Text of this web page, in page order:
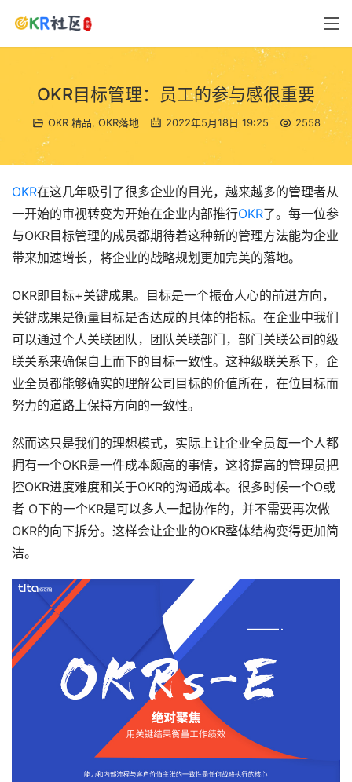
OKR目标管理：员工的参与感很重要
OKR 精品, OKR落地 2022年5月18日 19:25 2558
OKR在这几年吸引了很多企业的目光，越来越多的管理者从
一开始的审视转变为开始在企业内部推行OKR了。每一位参
与OKR目标管理的成员都期待着这种新的管理方法能为企业
带来加速增长，将企业的战略规划更加完美的落地。
OKR即目标+关键成果。目标是一个振奋人心的前进方向，
关键成果是衡量目标是否达成的具体的指标。在企业中我们
可以通过个人关联团队，团队关联部门，部门关联公司的级
联关系来确保自上而下的目标一致性。这种级联关系下，企
业全员都能够确实的理解公司目标的价值所在，在位目标而
努力的道路上保持方向的一致性。
然而这只是我们的理想模式，实际上让企业全员每一个人都
拥有一个OKR是一件成本颇高的事情，这将提高的管理员把
控OKR进度难度和关于OKR的沟通成本。很多时候一个O或
者 O下的一个KR是可以多人一起协作的，并不需要再次做
OKR的向下拆分。这样会让企业的OKR整体结构变得更加简
洁。